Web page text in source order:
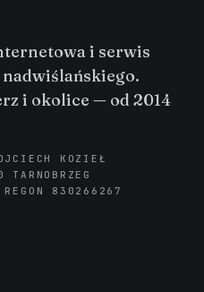
i serwis
i okolice — od 2014
KOZIEŁ
830266267